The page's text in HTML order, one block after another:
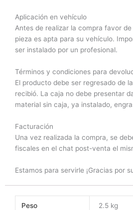
Aplicación en vehículo
Antes de realizar la compra favor
pieza es apta para su vehículo.
ser instalado por un profesional.
Términos y condiciones para
El producto debe ser regresado de
recibió. La caja no debe presentar
material sin caja, ya instalado,
Facturación
Una vez realizada la compra, se
fiscales en el chat post-venta el
Estamos para servirle ¡Gracias por
Peso 2.5 kg